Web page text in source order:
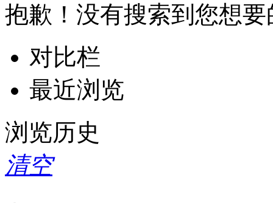
抱歉！没有搜索到您想
对比栏
最近浏览
浏览历史
清空